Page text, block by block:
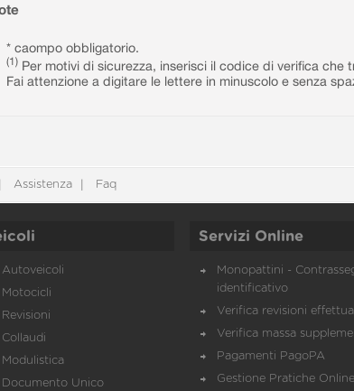
* caompo obbligatorio.
(1) Per motivi di sicurezza, inserisci il codice di verifica che
Fai attenzione a digitare le lettere in minuscolo e senza
Assistenza Faq
Autoveicoli
Motocicli
Revisioni
Collaudi
Modulistica
Documento Unico
Servizi Online
Monopattini -
identificativo
Verifica revisioni
Verifica massa
Pagamenti PagoPA
Gestione Pratiche Online